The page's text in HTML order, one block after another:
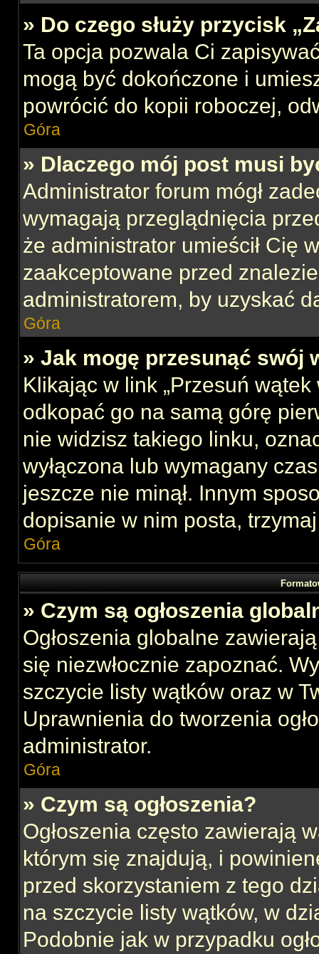
» Do czego służy przycisk
Ta opcja pozwala Ci
mogą być dokończone i
powrócić do kopii roboczej,
Góra
» Dlaczego mój post musi
Administrator forum mógł
wymagają przeglądnięcia
że administrator umieścił Cię
zaakceptowane przed
administratorem, by uzyskać
Góra
» Jak mogę przesunąć swój
Klikając w link „Przesuń
odkopać go na samą górę
nie widzisz takiego linku,
wyłączona lub wymagany
jeszcze nie minął. Innym
dopisanie w nim posta,
Góra
» Czym są ogłoszenia
Ogłoszenia globalne
się niezwłocznie zapoznać.
szczycie listy wątków oraz w
Uprawnienia do tworzenia
administrator.
Góra
» Czym są ogłoszenia?
Ogłoszenia często zawierają
którym się znajdują, i
przed skorzystaniem z tego
na szczycie listy wątków, w
Podobnie jak w przypadku